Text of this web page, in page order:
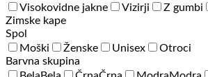
Visokovidne jakne
Vizirji Z gumbi
Zimske kape
Spol
Moški
Ženske Unisex
Otroci
Barvna skupina